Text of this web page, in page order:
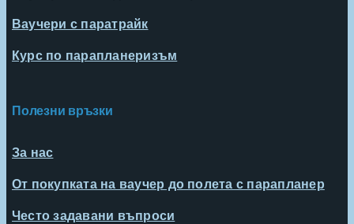
Ваучери с паратрайк
Курс по парапланеризъм
Полезни връзки
За нас
От покупката на ваучер до полета с парапланер
Често задавани въпроси